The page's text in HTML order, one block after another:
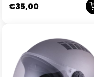
€35,00